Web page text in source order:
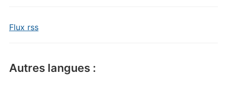
Flux rss
Autres langues :